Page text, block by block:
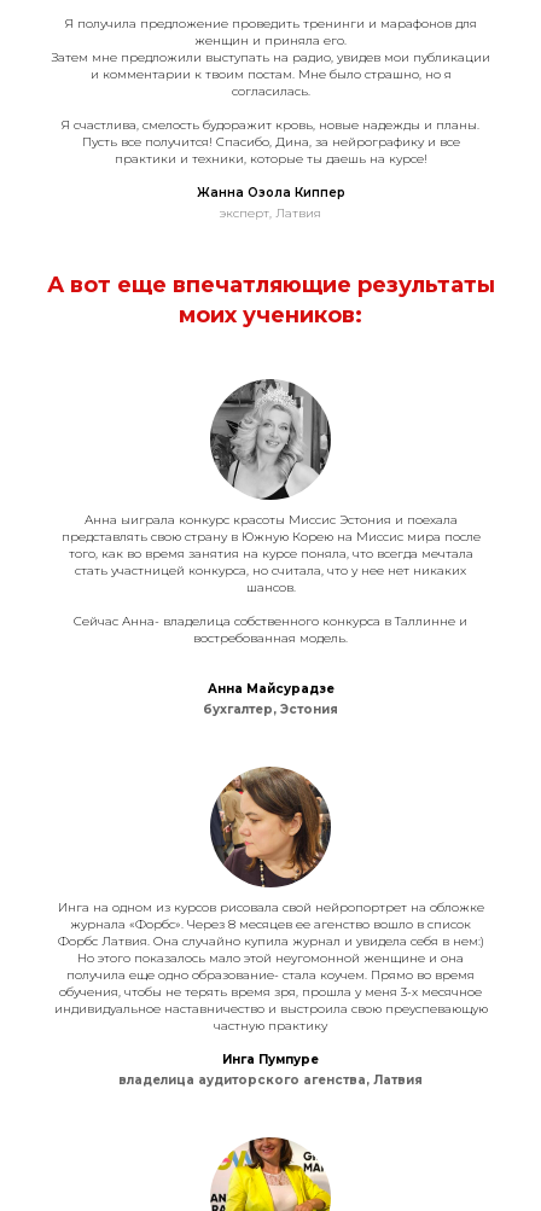
Я получила предложение проведить тренинги и марафонов для
женщин и приняла его.
Затем мне предложили выступать на радио, увидев мои публикации
и комментарии к твоим постам. Мне было страшно, но я
согласилась.
Я счастлива, смелость будоражит кровь, новые надежды и планы.
Пусть все получится! Спасибо, Дина, за нейрографику и все
практики и техники, которые ты даешь на курсе!
Жанна Озола Киппер
эксперт, Латвия
А вот еще впечатляющие результаты
моих учеников:
Анна ыиграла конкурс красоты Миссис Эстония и поехала
представлять свою страну в Южную Корею на Миссис мира после
того, как во время занятия на курсе поняла, что всегда мечтала
стать участницей конкурса, но считала, что у нее нет никаких
шансов.
Сейчас Анна- владелица собственного конкурса в Таллинне и
востребованная модель.
Анна Майсурадзе
бухгалтер, Эстония
Инга на одном из курсов рисовала свой нейропортрет на обложке
журнала «Форбс». Через 8 месяцев ее агенство вошло в список
Форбс Латвия. Она случайно купила журнал и увидела себя в нем:)
Но этого показалось мало этой неугомонной женщине и она
получила еще одно образование- стала коучем. Прямо во время
обучения, чтобы не терять время зря, прошла у меня 3-х месячное
индивидуальное наставничество и выстроила свою преуспевающую
частную практику
Инга Пумпуре
владелица аудиторского агенства, Латвия